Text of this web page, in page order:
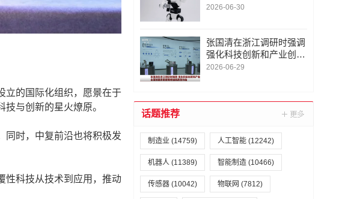
的国际化组织，愿景在于
与创新的星火燎原。
时，中复前沿也将积极发
科技从技术到应用，推动
和产业创新融合发展 “北
2026-06-30
张国清在浙江调研时强调
强化科技创新和产业创新
深度融合 全面加强质量
2026-06-29
话题推荐
制造业 (14759) 人工智能 (12242)
机器人 (11389) 智能制造 (10466)
传感器 (10042) 物联网 (7812)